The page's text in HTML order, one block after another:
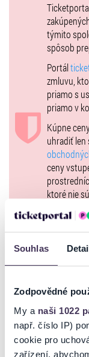
Souhlas
Zodpovědné
My a naši 1022
např. číslo IP)
cookie pro
zařízení,
Herecké obsadenie:
PAĽO - Marek Majeský
ČAKAJ - Peter Sklár
ZMIJA - Danica
IĽA - Andrea
ĎURO - Erik Žibek /
HAGARCOVKA -
ZUZA - Martina
FUZÁČKA -
FUZÁK - Radoslav
MIŠO - Frederik
Dĺžka predstavenia:
Žáner: slovenská
Vstupenky pre ZŤP
týmito
spôsob
Portál
zmluvu,
priamo s
priamo v
Kúpne
uhradiť len
ceny
ktoré nie
vstupeniek
uvedené
EÚ 2022/
služby,
Európskej
DSA